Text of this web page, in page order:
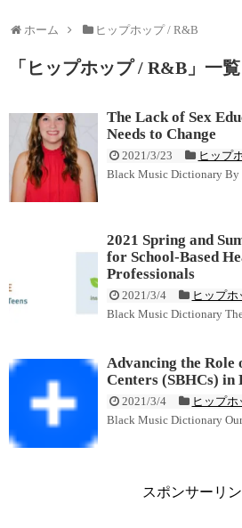
ホーム ヒップホップ / R&B
「 ヒップホップ / R&B 」 一覧
The Lack of Sex
Needs to Change
2021/3/23
ヒップ
Black Music Dictionary By
2021 Spring and
for School-Based
Professionals
2021/3/4
ヒップ
Black Music Dictionary
Advancing the Role
Centers (SBHCs)
2021/3/4
ヒップ
Black Music Dictionary
スポンサーリ